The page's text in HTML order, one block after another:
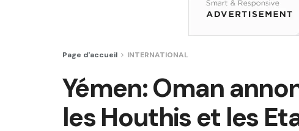
Page d'accueil INTERNATIONAL
Yémen: Oman
les Houthis et les